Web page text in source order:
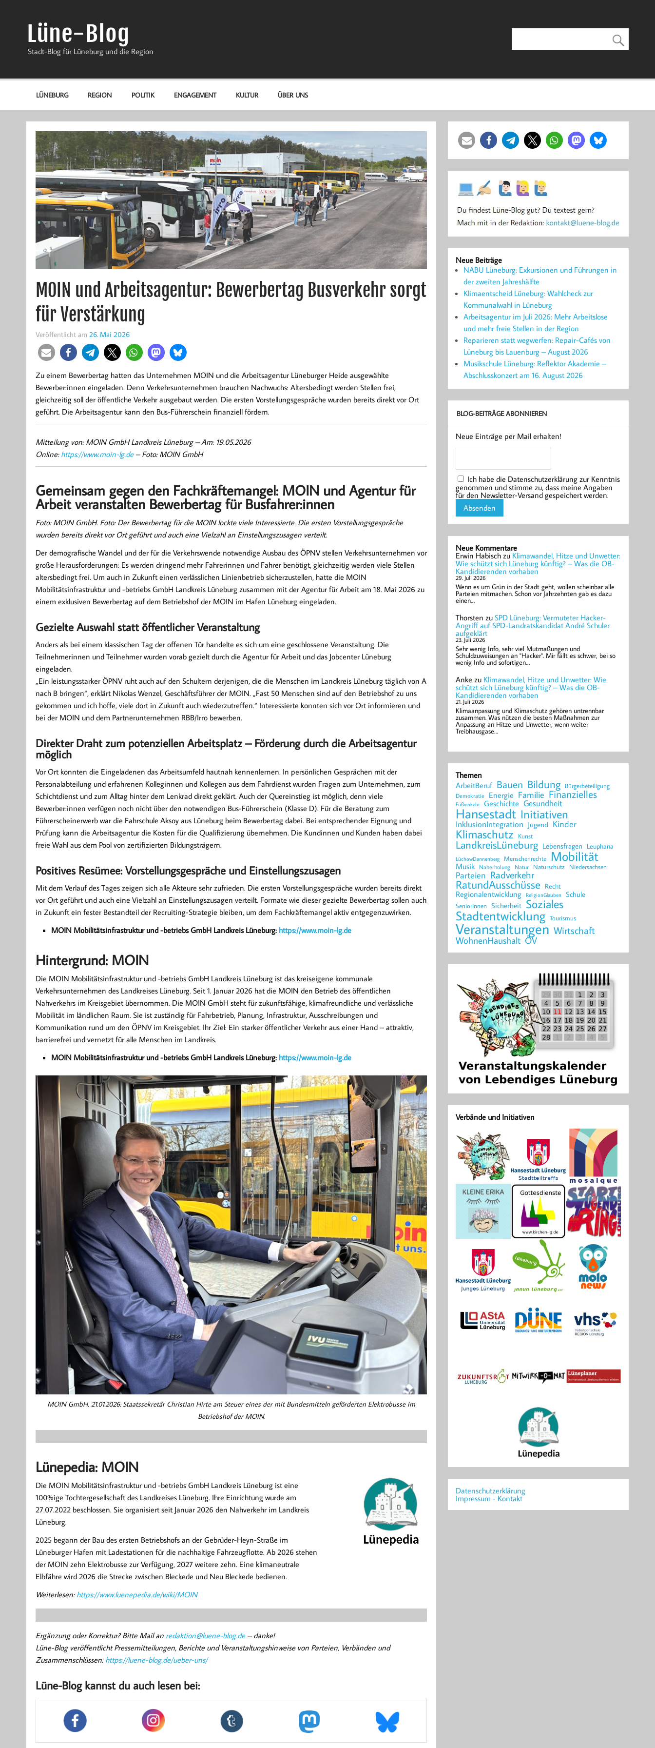
Lüne-Blog
Stadt-Blog für Lüneburg und die Region
LÜNEBURG REGION POLITIK ENGAGEMENT KULTUR ÜBER UNS
MOIN und Arbeitsagentur: Bewerbertag Busverkehr sorgt
für Verstärkung
Veröffentlicht am 26. Mai 2026
Zu einem Bewerbertag hatten das Unternehmen MOIN und die Arbeitsagentur Lüneburger Heide ausgewählte
Bewerber:innen eingeladen. Denn Verkehrsunternehmen brauchen Nachwuchs: Altersbedingt werden Stellen frei,
gleichzeitig soll der öffentliche Verkehr ausgebaut werden. Die ersten Vorstellungsgespräche wurden bereits direkt vor Ort
geführt. Die Arbeitsagentur kann den Bus-Führerschein finanziell fördern.
Mitteilung von: MOIN GmbH Landkreis Lüneburg –Am: 19.05.2026
Online: https://www.moin-lg.de– Foto: MOIN GmbH
Gemeinsam gegen den Fachkräftemangel: MOIN und Agentur für
Arbeit veranstalten Bewerbertag für Busfahrer:innen
Foto: MOIN GmbH. Foto: Der Bewerbertag für die MOIN lockte viele Interessierte. Die ersten Vorstellungsgespräche
wurden bereits direkt vor Ort geführt und auch eine Vielzahl an Einstellungszusagen verteilt.
Der demografische Wandel und der für die Verkehrswende notwendige Ausbau des ÖPNV stellen Verkehrsunternehmen vor
große Herausforderungen: Es werden dringend mehr Fahrerinnen und Fahrer benötigt, gleichzeitig werden viele Stellen
altersbedingt frei. Um auch in Zukunft einen verlässlichen Linienbetrieb sicherzustellen, hatte die MOIN
Mobilitätsinfrastruktur und -betriebs GmbH Landkreis Lüneburg zusammen mit der Agentur für Arbeit am 18. Mai 2026 zu
einem exklusiven Bewerbertag auf dem Betriebshof der MOIN im Hafen Lüneburg eingeladen.
Gezielte Auswahl statt öffentlicher Veranstaltung
Anders als bei einem klassischen Tag der offenen Tür handelte es sich um eine geschlossene Veranstaltung. Die
Teilnehmerinnen und Teilnehmer wurden vorab gezielt durch die Agentur für Arbeit und das Jobcenter Lüneburg
eingeladen.
„Ein leistungsstarker ÖPNV ruht auch auf den Schultern derjenigen, die die Menschen im Landkreis Lüneburg täglich von A
nach B bringen“, erklärt Nikolas Wenzel, Geschäftsführer der MOIN. „Fast 50 Menschen sind auf den Betriebshof zu uns
gekommen und ich hoffe, viele dort in Zukunft auch wiederzutreffen.“ Interessierte konnten sich vor Ort informieren und
bei der MOIN und dem Partnerunternehmen RBB/Irro bewerben.
Direkter Draht zum potenziellen Arbeitsplatz – Förderung durch die Arbeitsagentur
möglich
Vor Ort konnten die Eingeladenen das Arbeitsumfeld hautnah kennenlernen. In persönlichen Gesprächen mit der
Personalabteilung und erfahrenen Kolleginnen und Kollegen aus dem Fahrdienst wurden Fragen zum Unternehmen, zum
Schichtdienst und zum Alltag hinter dem Lenkrad direkt geklärt. Auch der Quereinstieg ist möglich, denn viele
Bewerber:innen verfügen noch nicht über den notwendigen Bus-Führerschein (Klasse D). Für die Beratung zum
Führerscheinerwerb war die Fahrschule Aksoy aus Lüneburg beim Bewerbertag dabei. Bei entsprechender Eignung und
Prüfung kann die Arbeitsagentur die Kosten für die Qualifizierung übernehmen. Die Kundinnen und Kunden haben dabei
freie Wahl aus dem Pool von zertifizierten Bildungsträgern.
Positives Resümee: Vorstellungsgespräche und Einstellungszusagen
Mit dem Verlauf des Tages zeigen sich alle Akteure sehr zufrieden. Die ersten Vorstellungsgespräche wurden bereits direkt
vor Ort geführt und auch eine Vielzahl an Einstellungszusagen verteilt. Formate wie dieser gezielte Bewerbertag sollen auch
in Zukunft ein fester Bestandteil der Recruiting-Strategie bleiben, um dem Fachkräftemangel aktiv entgegenzuwirken.
MOIN Mobilitätsinfrastruktur und -betriebs GmbH Landkreis Lüneburg: https://www.moin-lg.de
Hintergrund: MOIN
Die MOIN Mobilitätsinfrastruktur und -betriebs GmbH Landkreis Lüneburg ist das kreiseigene kommunale
Verkehrsunternehmen des Landkreises Lüneburg. Seit 1. Januar 2026 hat die MOIN den Betrieb des öffentlichen
Nahverkehrs im Kreisgebiet übernommen. Die MOIN GmbH steht für zukunftsfähige, klimafreundliche und verlässliche
Mobilität im ländlichen Raum. Sie ist zuständig für Fahrbetrieb, Planung, Infrastruktur, Ausschreibungen und
Kommunikation rund um den ÖPNV im Kreisgebiet. Ihr Ziel: Ein starker öffentlicher Verkehr aus einer Hand – attraktiv,
barrierefrei und vernetzt für alle Menschen im Landkreis.
MOIN Mobilitätsinfrastruktur und -betriebs GmbH Landkreis Lüneburg: https://www.moin-lg.de
MOIN GmbH, 21.01.2026: Staatssekretär Christian Hirte am Steuer eines der mit Bundesmitteln geförderten Elektrobusse im
Betriebshof der MOIN.
Lünepedia: MOIN
Die MOIN Mobilitätsinfrastruktur und -betriebs GmbH Landkreis Lüneburg ist eine
100%ige Tochtergesellschaft des Landkreises Lüneburg. Ihre Einrichtung wurde am
27.07.2022 beschlossen. Sie organisiert seit Januar 2026 den Nahverkehr im Landkreis
Lüneburg.
2025 begann der Bau des ersten Betriebshofs an der Gebrüder-Heyn-Straße im
Lüneburger Hafen mit Ladestationen für die nachhaltige Fahrzeugflotte. Ab 2026 stehen
der MOIN zehn Elektrobusse zur Verfügung, 2027 weitere zehn. Eine klimaneutrale
Elbfähre wird 2026 die Strecke zwischen Bleckede und Neu Bleckede bedienen.
Weiterlesen: https://www.luenepedia.de/wiki/MOIN
Ergänzung oder Korrektur? Bitte Mail an redaktion@luene-blog.de– danke!
Lüne-Blog veröffentlicht Pressemitteilungen, Berichte und Veranstaltungshinweise von Parteien, Verbänden und
Zusammenschlüssen: https://luene-blog.de/ueber-uns/
Lüne-Blog kannst du auch lesen bei:
Neue Beiträge
NABU Lüneburg: Exkursionen und Führungen in
der zweiten Jahreshälfte
Klimaentscheid Lüneburg: Wahlcheck zur
Kommunalwahl in Lüneburg
Arbeitsagentur im Juli 2026: Mehr Arbeitslose
und mehr freie Stellen in der Region
Reparieren statt wegwerfen: Repair-Cafés von
Lüneburg bis Lauenburg – August 2026
Musikschule Lüneburg: Reflektor Akademie –
Abschlusskonzert am 16. August 2026
BLOG-BEITRÄGE ABONNIEREN
Neue Einträge per Mail erhalten!
Ich habe die Datenschutzerklärung zur Kenntnis
genommen und stimme zu, dass meine Angaben
für den Newsletter-Versand gespeichert werden.
Neue Kommentare
Erwin Habisch zu Klimawandel, Hitze und Unwetter:
Wie schützt sich Lüneburg künftig? – Was die OB-
Kandidierenden vorhaben
29. Juli 2026
Wenn es um Grün in der Stadt geht, wollen scheinbar alle
Parteien mitmachen. Schon vor Jahrzehnten gab es dazu
einen…
Thorsten zuSPD Lüneburg: Vermuteter Hacker-
Angriff auf SPD-Landratskandidat André Schuler
aufgeklärt
23. Juli 2026
Sehr wenig Info, sehr viel Mutmaßungen und
Schuldzuweisungen an "Hacker". Mir fällt es schwer, bei so
wenig Info und sofortigen…
Anke zu Klimawandel, Hitze und Unwetter: Wie
schützt sich Lüneburg künftig? – Was die OB-
Kandidierenden vorhaben
21. Juli 2026
Klimaanpassung und Klimaschutz gehören untrennbar
zusammen. Was nützen die besten Maßnahmen zur
Anpassung an Hitze und Unwetter, wenn weiter
Treibhausgase…
Themen
ArbeitBeruf Bauen Bildung Bürgerbeteiligung
Demokratie Energie Familie Finanzielles
Fußverkehr Geschichte Gesundheit
Hansestadt Initiativen
InklusionIntegration Jugend Kinder
Klimaschutz Kunst
LandkreisLüneburg Lebensfragen Leuphana
LüchowDannenberg Menschenrechte Mobilität
Musik Naherholung Natur Naturschutz Niedersachsen
Parteien Radverkehr
RatundAusschüsse Recht
Regionalentwicklung ReligionGlauben Schule
SeniorInnen Sicherheit Soziales
Stadtentwicklung Tourismus
Veranstaltungen Wirtschaft
WohnenHaushalt ÖV
Verbände und Initiativen
Datenschutzerklärung
Impressum - Kontakt